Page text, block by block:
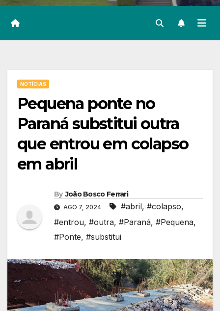
NOTÍCIAS
Pequena ponte no
Paraná substitui outra
que entrou em colapso
em abril
By João Bosco Ferrari
AGO 7, 2024 #abril, #colapso,
#entrou, #outra, #Paraná, #Pequena,
#Ponte, #substitui